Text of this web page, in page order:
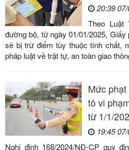
20:39
Theo Luật
đường bộ, từ ngày 01/01/2025,
sẽ bị trừ điểm tùy thuộc tính chất,
pháp luật về trật tự, an toàn giao
Mức
tô vi
từ 1/1/
19:45
Nghị định 168/2024/NĐ-CP quy